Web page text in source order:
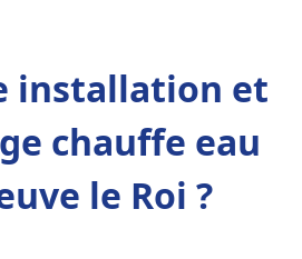
installation et
chauffe eau
le Roi ?